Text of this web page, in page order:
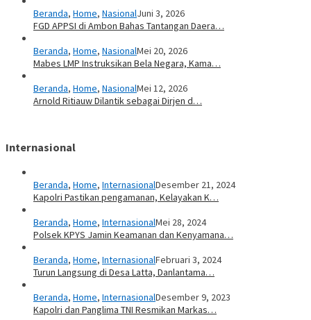
Beranda, Home, NasionalJuni 3, 2026
FGD APPSI di Ambon Bahas Tantangan Daera…
Beranda, Home, NasionalMei 20, 2026
Mabes LMP Instruksikan Bela Negara, Kama…
Beranda, Home, NasionalMei 12, 2026
Arnold Ritiauw Dilantik sebagai Dirjen d…
Internasional
Beranda, Home, InternasionalDesember 21, 2024
Kapolri Pastikan pengamanan, Kelayakan K…
Beranda, Home, InternasionalMei 28, 2024
Polsek KPYS Jamin Keamanan dan Kenyamana…
Beranda, Home, InternasionalFebruari 3, 2024
Turun Langsung di Desa Latta, Danlantama…
Beranda, Home, InternasionalDesember 9, 2023
Kapolri dan Panglima TNI Resmikan Markas…